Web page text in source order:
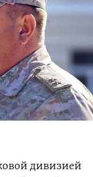
дивизией